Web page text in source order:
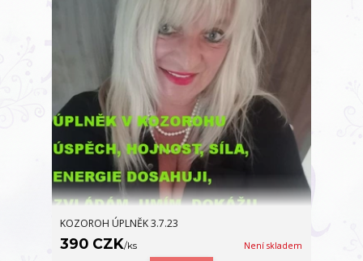
KOZOROH ÚPLNĚK 3.7.23
390 CZK/ks Není skladem